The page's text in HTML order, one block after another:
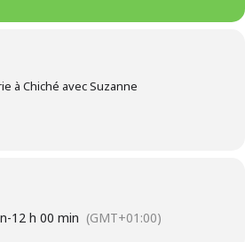
à Chiché avec Suzanne
-12 h 00 min (GMT+01:00)